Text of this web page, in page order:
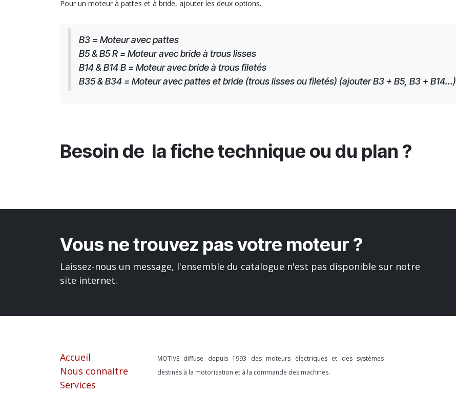
Pour un moteur à pattes et à bride, ajouter les deux options.
B3 = Moteur avec pattes
B5 & B5 R = Moteur avec bride à trous lisses
B14 & B14 B = Moteur avec bride à trous filetés
B35 & B34 = Moteur avec pattes et bride (trous lisses ou filetés) (ajouter B3 + B5, B3 + B14...)
Besoin de la fiche technique ou du plan ?
Vous ne trouvez pas votre moteur ?
Laissez-nous un message, l'ensemble du catalogue n'est pas disponible sur notre
site internet.
Accueil
Nous connaitre
Services
MOTIVE diffuse depuis 1993 des moteurs électriques et des systèmes
destinés à la motorisation et à la commande des machines.